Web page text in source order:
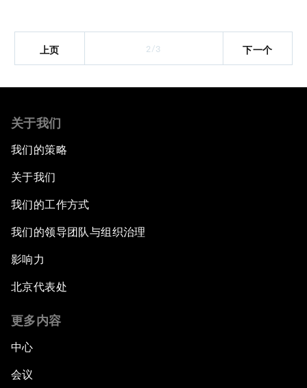
上页 2/3 下一个
关于我们
我们的策略
关于我们
我们的工作方式
我们的领导团队与组织治理
影响力
北京代表处
更多内容
中心
会议